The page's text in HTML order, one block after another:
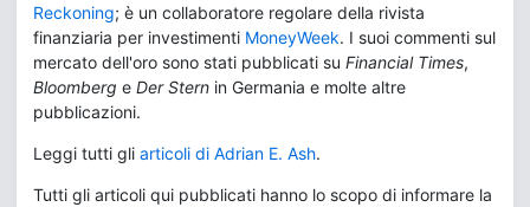
Reckoning; è un collaboratore regolare della rivista
finanziaria per investimenti MoneyWeek. I suoi commenti sul
mercato dell'oro sono stati pubblicati su Financial Times,
Bloomberg e Der Stern in Germania e molte altre
pubblicazioni.
Leggi tutti gli articoli di Adrian E. Ash.
Tutti gli articoli qui pubblicati hanno lo scopo di informare la